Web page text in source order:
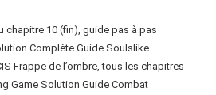
chapitre 10 (fin), guide pas à pas
Complète Guide Soulslike
Frappe de l’ombre, tous les chapitres
Game Solution Guide Combat